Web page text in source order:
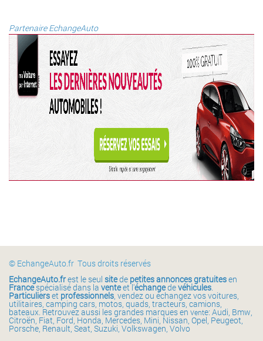
Partenaire EchangeAuto
© EchangeAuto.fr Tous droits réservés
EchangeAuto.frest le seul sitede petites annonces gratuitesen
Francespécialisé dans la venteet l'échangedevéhicules.
Particulierset professionnels, vendez ou échangez vos voitures,
utilitaires, camping cars, motos, quads, tracteurs, camions,
bateaux. Retrouvez aussi les grandes marques en vente: Audi, Bmw,
Citroën, Fiat, Ford, Honda, Mercedes, Mini, Nissan, Opel, Peugeot,
Porsche, Renault, Seat, Suzuki, Volkswagen, Volvo